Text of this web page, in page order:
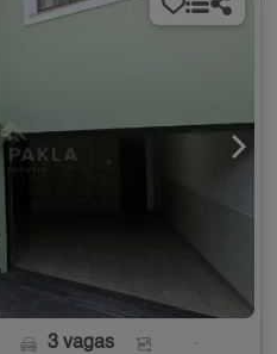
3 vagas